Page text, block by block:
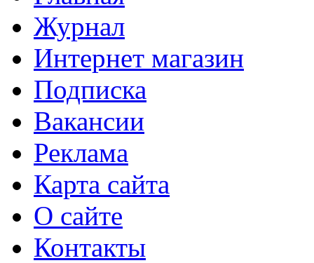
Журнал
Интернет магазин
Подписка
Вакансии
Реклама
Карта сайта
О сайте
Контакты